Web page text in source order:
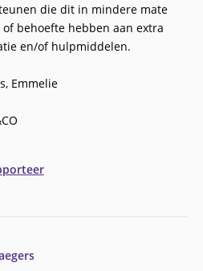
die dit in mindere mate
of behoefte hebben aan extra
en/of hulpmiddelen.
Emmelie